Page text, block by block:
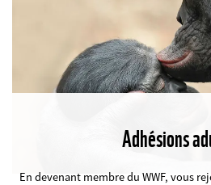
Adhésions
En devenant membre du WWF, vous